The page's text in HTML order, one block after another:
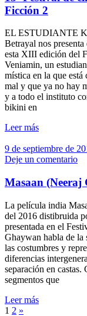
Ficción 2
EL ESTUDIANTE
Betrayal nos
esta XIII edición del
Veniamin, un
mística en la que
mal y que ya no hay
y a todo el instituto
bikini en
Leer más
9 de septiembre de
Deje un comentario
Masaan (Neeraj
La película india
del 2016 distibruida
presentada en el
Ghaywan habla de la
las costumbres y
diferencias
separación en
segmentos que
Leer más
1 2 »